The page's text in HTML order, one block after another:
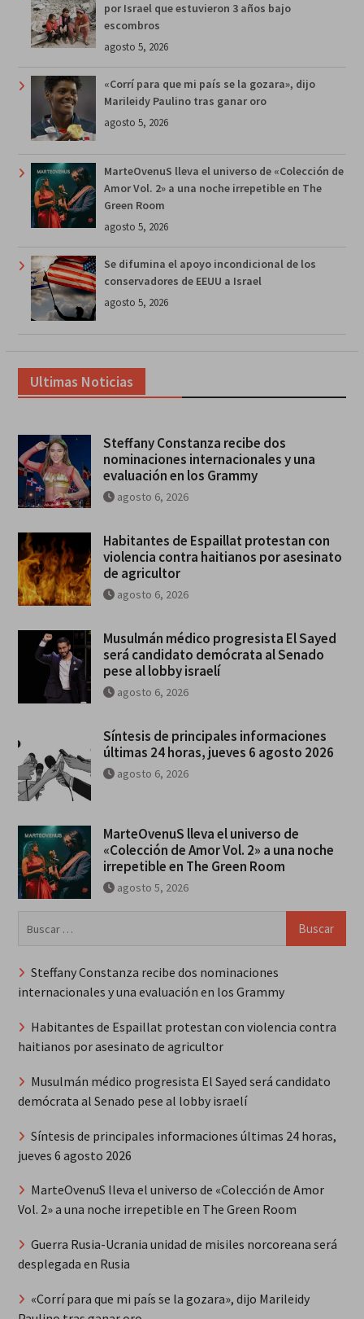
por Israel que estuvieron 3 años bajo
escombros
agosto 5, 2026
«Corrí para que mi país se la gozara», dijo
Marileidy Paulino tras ganar oro
agosto 5, 2026
MarteOvenuS lleva el universo de «Colección de
Amor Vol. 2» a una noche irrepetible en The
Green Room
agosto 5, 2026
Se difumina el apoyo incondicional de los
conservadores de EEUU a Israel
agosto 5, 2026
Ultimas Noticias
Steffany Constanza recibe dos
nominaciones internacionales y una
evaluación en los Grammy
agosto 6, 2026
Habitantes de Espaillat protestan con
violencia contra haitianos por asesinato
de agricultor
agosto 6, 2026
Musulmán médico progresista El Sayed
será candidato demócrata al Senado
pese al lobby israelí
agosto 6, 2026
Síntesis de principales informaciones
últimas 24 horas, jueves 6 agosto 2026
agosto 6, 2026
MarteOvenuS lleva el universo de
«Colección de Amor Vol. 2» a una noche
irrepetible en The Green Room
agosto 5, 2026
Steffany Constanza recibe dos nominaciones
internacionales y una evaluación en los Grammy
Habitantes de Espaillat protestan con violencia contra
haitianos por asesinato de agricultor
Musulmán médico progresista El Sayed será candidato
demócrata al Senado pese al lobby israelí
Síntesis de principales informaciones últimas 24 horas,
jueves 6 agosto 2026
MarteOvenuS lleva el universo de «Colección de Amor
Vol. 2» a una noche irrepetible en The Green Room
Guerra Rusia-Ucrania unidad de misiles norcoreana será
desplegada en Rusia
«Corrí para que mi país se la gozara», dijo Marileidy